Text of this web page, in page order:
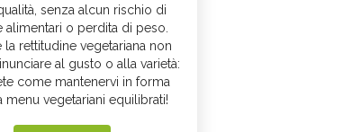
senza alcun rischio di
alimentari o perdita di peso.
la rettitudine vegetariana non
al gusto o alla varietà:
come mantenervi in forma
menu vegetariani equilibrati!